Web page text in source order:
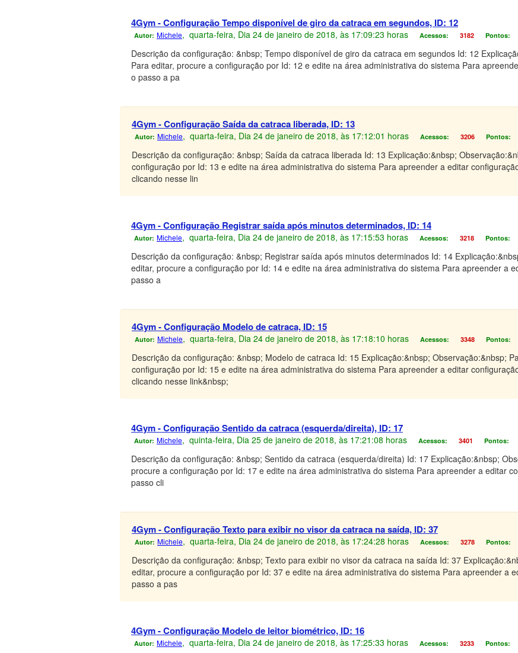
4Gym - Configuração Tempo disponível de giro da catraca em segundos, ID: 12
Autor: Michele, quarta-feira, Dia 24 de janeiro de 2018, às 17:09:23 horas Acessos: 3182 Pontos:
Descrição da configuração: &nbsp; Tempo disponível de giro da catraca em segundos Id: 12
Para editar, procure a configuração por Id: 12 e edite na área administrativa do sistema Para
o passo a pa
4Gym - Configuração Saída da catraca liberada, ID: 13
Autor: Michele, quarta-feira, Dia 24 de janeiro de 2018, às 17:12:01 horas Acessos: 3206 Pontos:
Descrição da configuração: &nbsp; Saída da catraca liberada Id: 13 Explicação:&nbsp;
configuração por Id: 13 e edite na área administrativa do sistema Para apreender a editar
clicando nesse lin
4Gym - Configuração Registrar saída após minutos determinados, ID: 14
Autor: Michele, quarta-feira, Dia 24 de janeiro de 2018, às 17:15:53 horas Acessos: 3218 Pontos:
Descrição da configuração: &nbsp; Registrar saída após minutos determinados Id: 14
editar, procure a configuração por Id: 14 e edite na área administrativa do sistema Para apreender a
passo a
4Gym - Configuração Modelo de catraca, ID: 15
Autor: Michele, quarta-feira, Dia 24 de janeiro de 2018, às 17:18:10 horas Acessos: 3348 Pontos:
Descrição da configuração: &nbsp; Modelo de catraca Id: 15 Explicação:&nbsp; Observação:&nbsp;
configuração por Id: 15 e edite na área administrativa do sistema Para apreender a editar
clicando nesse link&nbsp;
4Gym - Configuração Sentido da catraca (esquerda/direita), ID: 17
Autor: Michele, quinta-feira, Dia 25 de janeiro de 2018, às 17:21:08 horas Acessos: 3401 Pontos:
Descrição da configuração: &nbsp; Sentido da catraca (esquerda/direita) Id: 17 Explicação:&nbsp;
procure a configuração por Id: 17 e edite na área administrativa do sistema Para apreender a editar
passo cli
4Gym - Configuração Texto para exibir no visor da catraca na saída, ID: 37
Autor: Michele, quarta-feira, Dia 24 de janeiro de 2018, às 17:24:28 horas Acessos: 3278 Pontos:
Descrição da configuração: &nbsp; Texto para exibir no visor da catraca na saída Id: 37
editar, procure a configuração por Id: 37 e edite na área administrativa do sistema Para apreender a
passo a pas
4Gym - Configuração Modelo de leitor biométrico, ID: 16
Autor: Michele, quarta-feira, Dia 24 de janeiro de 2018, às 17:25:33 horas Acessos: 3233 Pontos: